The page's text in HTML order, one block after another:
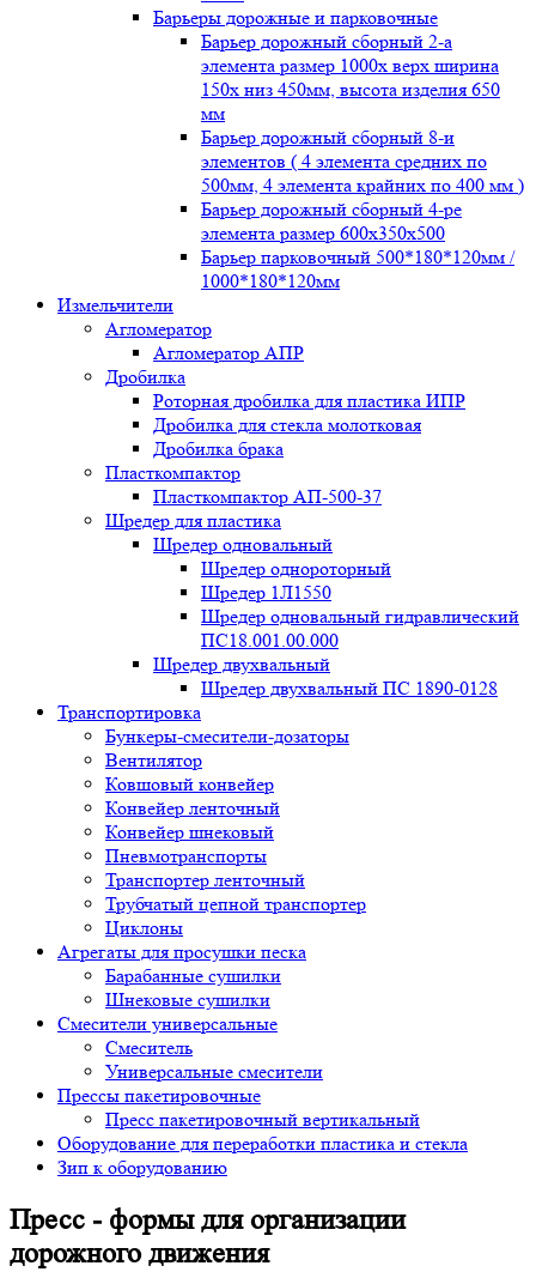
Барьеры дорожные и парковочные
Барьер дорожный сборный 2-а
элемента размер 1000x верх ширина
150x низ 450мм, высота изделия 650
мм
Барьер дорожный сборный 8-и
элементов ( 4 элемента средних по
500мм, 4 элемента крайних по 400 мм )
Барьер дорожный сборный 4-ре
элемента размер 600x350x500
Барьер парковочный 500*180*120мм /
1000*180*120мм
Измельчители
Агломератор
Агломератор АПР
Дробилка
Роторная дробилка для пластика ИПР
Дробилка для стекла молотковая
Дробилка брака
Пласткомпактор
Пласткомпактор АП-500-37
Шредер для пластика
Шредер одновальный
Шредер однороторный
Шредер 1Л1550
Шредер одновальный гидравлический
ПС18.001.00.000
Шредер двухвальный
Шредер двухвальный ПС 1890-0128
Транспортировка
Бункеры-смесители-дозаторы
Вентилятор
Ковшовый конвейер
Конвейер ленточный
Конвейер шнековый
Пневмотранспорты
Транспортер ленточный
Трубчатый цепной транспортер
Циклоны
Агрегаты для просушки песка
Барабанные сушилки
Шнековые сушилки
Смесители универсальные
Смеситель
Универсальные смесители
Прессы пакетировочные
Пресс пакетировочный вертикальный
Оборудование для переработки пластика и стекла
Зип к оборудованию
Пресс - формы для организации
дорожного движения